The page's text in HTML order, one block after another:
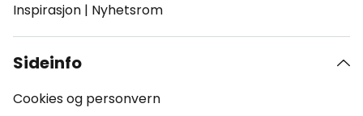
Inspirasjon | Nyhetsrom
Sideinfo
Cookies og personvern